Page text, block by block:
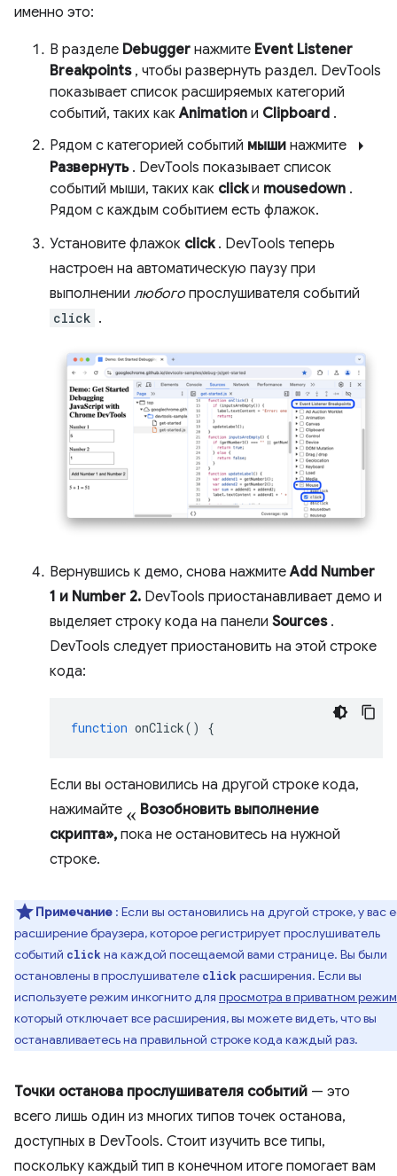
именно это:
В разделе Debugger нажмите Event Listener
Breakpoints, чтобы развернуть раздел. DevTools
показывает список расширяемых категорий
событий, таких какAnimation и Clipboard .
Рядом с категорией событий мыши нажмите arrow_right
Развернуть. DevTools показывает список
событий мыши, таких как clickи mousedown .
Рядом с каждым событием есть флажок.
Установите флажок click. DevTools теперь
настроен на автоматическую паузу при
выполнении любого прослушивателя событий
click .
Вернувшись к демо, снова нажмитеAdd Number
1 и Number 2. DevTools приостанавливает демо и
выделяет строку кода на панели Sources.
DevTools следует приостановить на этой строке
кода:
function onClick() {
Если вы остановились на другой строке кода,
нажимайте « Возобновить выполнение
скрипта», пока не остановитесь на нужной
строке.
Примечание : Если вы остановились на другой строке, у вас
расширение браузера, которое регистрирует прослушиватель
событий click на каждой посещаемой вами странице. Вы были
остановлены в прослушивателе click расширения. Если вы
используете режим инкогнито для просмотра в приватном
который отключает все расширения, вы можете видеть, что вы
останавливаетесь на правильной строке кода каждый раз.
Точки останова прослушивателя событий — это
всего лишь один из многих типов точек останова,
доступных в DevTools. Стоит изучить все типы,
поскольку каждый тип в конечном итоге помогает вам